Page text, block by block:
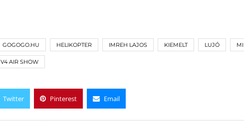
GOGOGO.HU HELIKOPTER IMREH LAJOS KIEMELT LUJÓ
V4 AIR SHOW
Twitter Pinterest Email